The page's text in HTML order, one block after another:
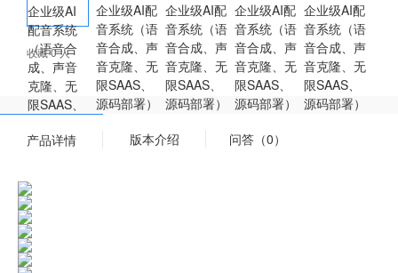
收藏 0 人
产品详情 版本介绍 问答（0）